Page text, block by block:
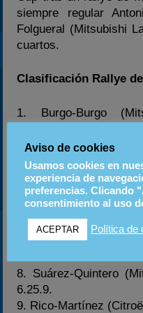
siempre regular
Folgueral (Mitsubishi
cuartos.
Clasificación Rallye
1. Burgo-Burgo
2. Vallejo-Vallejo
3. González-Lozano
1.13.2.
4. Fuster-Media
5. Solà-Amigo (Citroën
6. Hevia-Iglesias
7. Muñiz-Blanco
8. Suárez-Quintero
6.25.9.
9. Rico-Martínez
Aviso de cookies
Usamos cookies en
experiencia de
preferencias. Clicando
consentimiento al uso
ACEPTAR Política de